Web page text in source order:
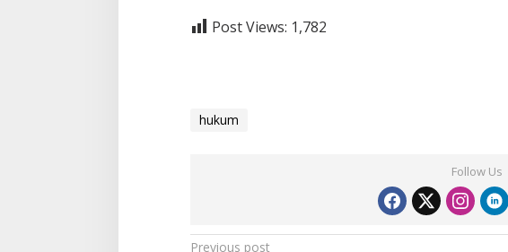
Post Views: 1,782
hukum
Follow Us
Previous post